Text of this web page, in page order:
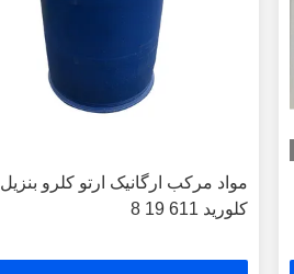
مواد مرکب ارگانیک ارتو کلرو بنزیل
کلورید 611 19 8